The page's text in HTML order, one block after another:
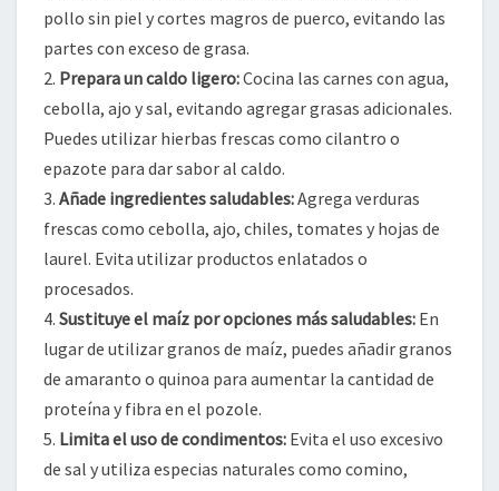
pollo sin piel y cortes magros de puerco, evitando las
partes con exceso de grasa.
2. Prepara un caldo ligero:Cocina las carnes con agua,
cebolla, ajo y sal, evitando agregar grasas adicionales.
Puedes utilizar hierbas frescas como cilantro o
epazote para dar sabor al caldo.
3. Añade ingredientes saludables:Agrega verduras
frescas como cebolla, ajo, chiles, tomates y hojas de
laurel. Evita utilizar productos enlatados o
procesados.
4. Sustituye el maíz por opciones más saludables: En
lugar de utilizar granos de maíz, puedes añadir granos
de amaranto o quinoa para aumentar la cantidad de
proteína y fibra en el pozole.
5. Limita el uso de condimentos: Evita el uso excesivo
de sal y utiliza especias naturales como comino,